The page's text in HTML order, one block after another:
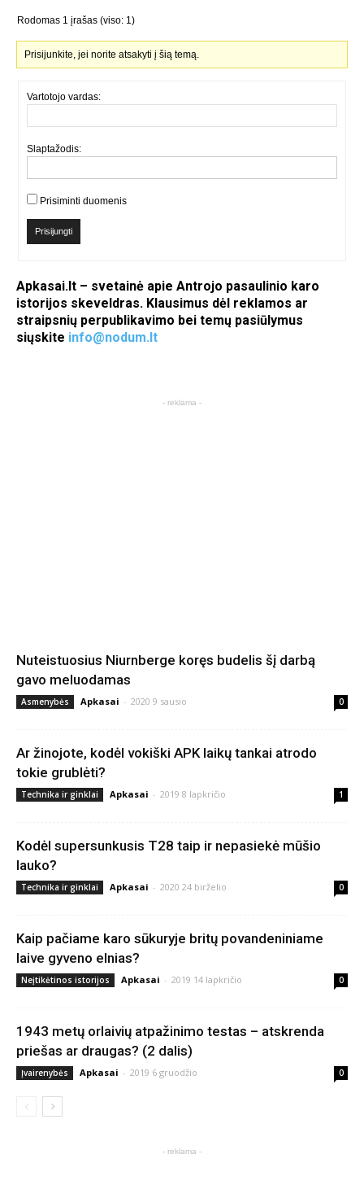
Rodomas 1 įrašas (viso: 1)
Prisijunkite, jei norite atsakyti į šią temą.
Vartotojo vardas:
Slaptažodis:
Prisiminti duomenis
Prisijungti
Apkasai.lt – svetainė apie Antrojo pasaulinio karo
istorijos skeveldras. Klausimus dėl reklamos ar
straipsnių perpublikavimo bei temų pasiūlymus
siųskite info@nodum.lt
- reklama -
Nuteistuosius Niurnberge koręs budelis šį darbą
gavo meluodamas
Asmenybės Apkasai - 2020 9 sausio 0
Ar žinojote, kodėl vokiški APK laikų tankai atrodo
tokie grublėti?
Technika ir ginklai Apkasai - 2019 8 lapkričio 1
Kodėl supersunkusis T28 taip ir nepasiekė mūšio
lauko?
Technika ir ginklai Apkasai - 2020 24 birželio 0
Kaip pačiame karo sūkuryje britų povandeniniame
laive gyveno elnias?
Neįtikėtinos istorijos Apkasai - 2019 14 lapkričio 0
1943 metų orlaivių atpažinimo testas – atskrenda
priešas ar draugas? (2 dalis)
Įvairenybės Apkasai - 2019 6 gruodžio 0
- reklama -